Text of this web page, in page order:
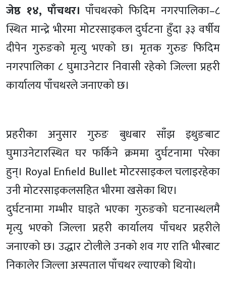
जेष्ठ १४, पाँचथर।पाँचथरको फिदिम नगरपालिका–८
स्थित मान्द्रे भीरमा मोटरसाइकल दुर्घटना हुँदा ३३ वर्षीय
दीपेन गुरुङको मृत्यु भएको छ। मृतक गुरुङ फिदिम
नगरपालिका ८ घुमाउनेटार निवासी रहेको जिल्ला प्रहरी
कार्यालय पाँचथरले जनाएको छ।
प्रहरीका अनुसार गुरुङ बुधबार साँझ इथुङबाट
घुमाउनेटारस्थित घर फर्किने क्रममा दुर्घटनामा परेका
हुन्। Royal Enfield Bullet मोटरसाइकल चलाइरहेका
उनी मोटरसाइकलसहित भीरमा खसेका थिए।
दुर्घटनामा गम्भीर घाइते भएका गुरुङको घटनास्थलमै
मृत्यु भएको जिल्ला प्रहरी कार्यालय पाँचथर प्रहरीले
जनाएको छ। उद्धार टोलीले उनको शव गए राति भीरबाट
निकालेर जिल्ला अस्पताल पाँचथर ल्याएको थियो।